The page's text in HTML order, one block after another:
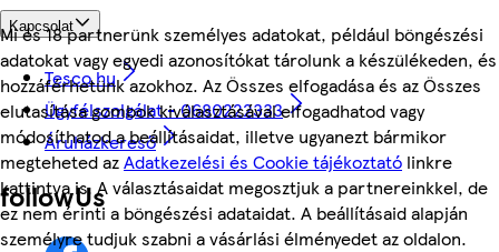
Mi és 18 partnerünk személyes adatokat, például böngészési
adatokat vagy egyedi azonosítókat tárolunk a készülékeden, és
hozzáférhetünk azokhoz. Az Összes elfogadása és az Összes
elutasítása gombok kiválasztásával elfogadhatod vagy
módosíthatod a beállításaidat, illetve ugyanezt bármikor
megteheted azAdatkezelési és Cookie tájékoztató linkre
kattintva is. A választásaidat megosztjuk a partnereinkkel, de
ez nem érinti a böngészési adataidat. A beállításaid alapján
személyre tudjuk szabni a vásárlási élményedet az oldalon.
Kapcsolat
Tesco.hu
Ügyfélszolgálat - 0680222333
Áruházkereső
followUs